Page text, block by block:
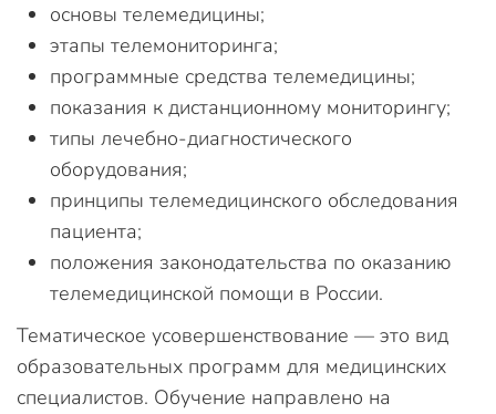
основы телемедицины;
этапы телемониторинга;
программные средства телемедицины;
показания к дистанционному мониторингу;
типы лечебно-диагностического
оборудования;
принципы телемедицинского обследования
пациента;
положения законодательства по оказанию
телемедицинской помощи в России.
Тематическое усовершенствование — это вид
образовательных программ для медицинских
специалистов. Обучение направлено на